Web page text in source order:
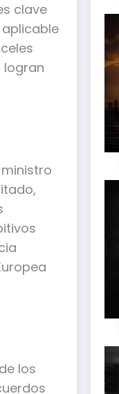
clave
logran
los